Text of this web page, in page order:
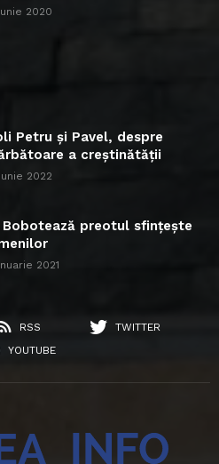
2020
Petru și Pavel, despre
a creștinătății
2022
Bobotează preotul sfințește
2021
RSS
TWITTER
YOUTUBE